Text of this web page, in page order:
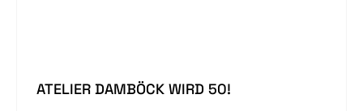
ATELIER DAMBÖCK WIRD 50!